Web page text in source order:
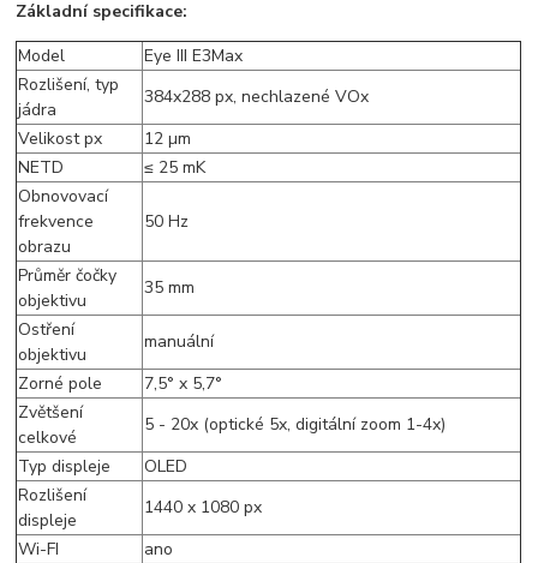
Základní specifikace:
Model
Eye III E3Max
Rozlišení, typ
jádra
384x288 px, nechlazené VOx
Velikost px
12 µm
NETD
≤ 25 mK
Obnovovací
frekvence
obrazu
50 Hz
Průměr čočky
objektivu
35 mm
Ostření
objektivu
manuální
Zorné pole
7,5° x 5,7°
Zvětšení
celkové
5 - 20x (optické 5x, digitální zoom 1-4x)
Typ displeje
OLED
Rozlišení
displeje
1440 x 1080 px
Wi-FI
ano